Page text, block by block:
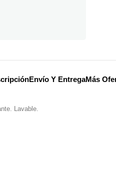
Envío Y EntregaMás
Lavable.